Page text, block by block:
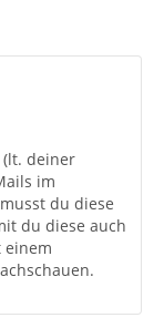
deiner
im
du diese
du diese auch
einem